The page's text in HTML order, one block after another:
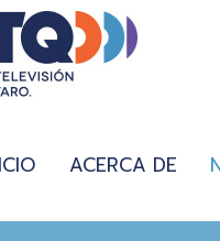
ACERCA DE